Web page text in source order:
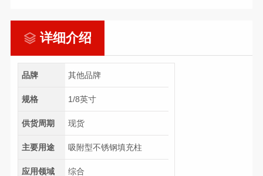
详细介绍
品牌 其他品牌
规格 1/8英寸
供货周期 现货
主要用途 吸附型不锈钢填充柱
应用领域 综合